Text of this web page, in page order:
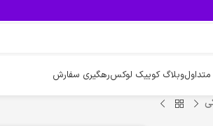
وبلاگ کوییک لوکسرهگیری سفارش